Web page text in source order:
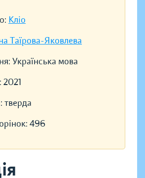
Кліо
Таїрова-Яковлева
Українська мова
2021
тверда
496